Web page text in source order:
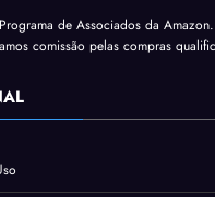
de Associados da
comissão pelas compras